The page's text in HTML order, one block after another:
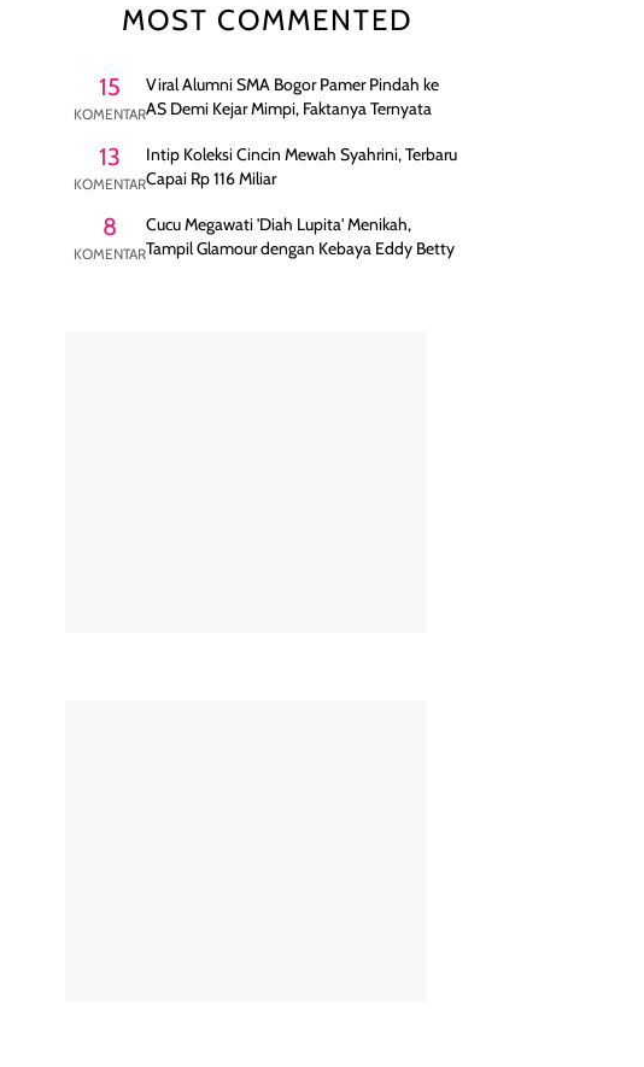
MOST COMMENTED
15
KOMENTAR
Viral Alumni SMA Bogor Pamer Pindah ke
AS Demi Kejar Mimpi, Faktanya Ternyata
13
KOMENTAR
Intip Koleksi Cincin Mewah Syahrini, Terbaru
Capai Rp 116 Miliar
8
KOMENTAR
Cucu Megawati 'Diah Lupita' Menikah,
Tampil Glamour dengan Kebaya Eddy Betty